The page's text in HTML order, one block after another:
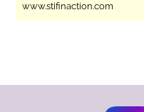
www.stifinaction.com